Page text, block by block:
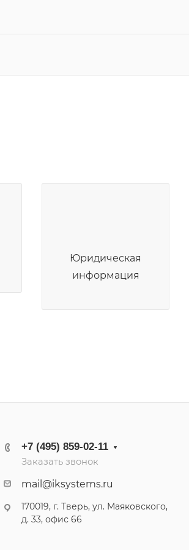
Юридическая
информация
+7 (495) 859-02-11
Заказать звонок
mail@iksystems.ru
170019, г. Тверь, ул. Маяковского,
д. 33, офис 66